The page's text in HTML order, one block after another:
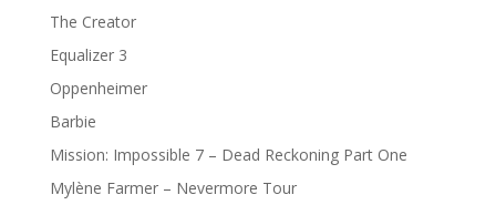
The Creator
Equalizer 3
Oppenheimer
Barbie
Mission: Impossible 7 – Dead Reckoning Part One
Mylène Farmer – Nevermore Tour